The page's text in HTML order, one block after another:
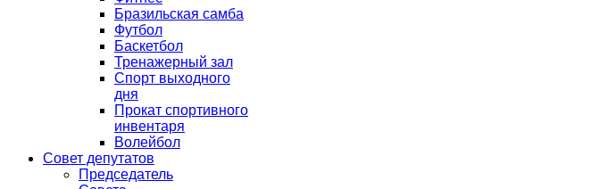
Бразильская самба
Футбол
Баскетбол
Тренажерный зал
Спорт выходного
дня
Прокат спортивного
инвентаря
Волейбол
Совет депутатов
Председатель